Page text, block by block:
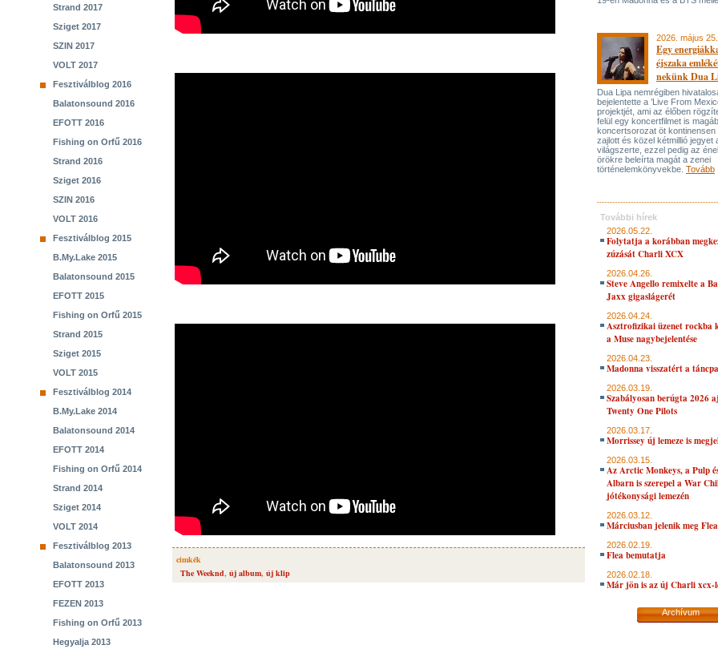
Strand 2017
Sziget 2017
SZIN 2017
VOLT 2017
Fesztiválblog 2016
Balatonsound 2016
EFOTT 2016
Fishing on Orfű 2016
Strand 2016
Sziget 2016
SZIN 2016
VOLT 2016
Fesztiválblog 2015
B.My.Lake 2015
Balatonsound 2015
EFOTT 2015
Fishing on Orfű 2015
Strand 2015
Sziget 2015
VOLT 2015
Fesztiválblog 2014
B.My.Lake 2014
Balatonsound 2014
EFOTT 2014
Fishing on Orfű 2014
Strand 2014
Sziget 2014
VOLT 2014
Fesztiválblog 2013
Balatonsound 2013
EFOTT 2013
FEZEN 2013
Fishing on Orfű 2013
Hegyalja 2013
cimkék
The Weeknd, új album, új klip
2026. május 25.
Egy
éjszaka
nekünk Dua
Dua Lipa nemrégiben
bejelentette a ’Live From
projektjét, ami az élőben
felül egy koncertfilmet is
koncertsorozat öt kontinensen
zajlott és közel kétmillió jegyet
világszerte, ezzel pedig az
örökre beleírta magát a zenei
történelemkönyvekbe. Tovább
További hírek
2026.05.22.
Folytatja a korábban
zúzását Charli XCX
2026.04.26.
Steve Angello remixelte a
Jaxx gigaslágerét
2026.04.24.
Asztrofizikai üzenet rockba
a Muse nagybejelentése
2026.04.23.
Madonna visszatért a
2026.03.19.
Szabályosan berúgta 2026
Twenty One Pilots
2026.03.17.
Morrissey új lemeze is
2026.03.15.
Az Arctic Monkeys, a Pulp
Albarn is szerepel a War
jótékonysági lemezén
2026.03.12.
Márciusban jelenik meg
2026.02.19.
Flea bemutatja
2026.02.18.
Már jön is az új Charli xcx-
Archívum